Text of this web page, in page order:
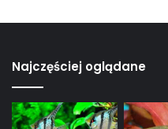
pory
prawie
Najczęściej oglądane